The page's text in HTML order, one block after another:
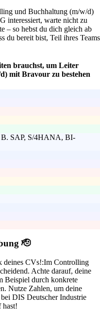
und Buchhaltung (m/w/d)
interessiert, warte nicht zu
– so hebst du dich gleich ab
du bereit bist, Teil ihres Teams
brauchst, um Leiter
mit Bravour zu bestehen
B. SAP, S/4HANA, BI-
🫡
deines CVs!:Im Controlling
Achte darauf, deine
Beispiel durch konkrete
Nutze Zahlen, um deine
DIS Deutscher Industrie
hast!